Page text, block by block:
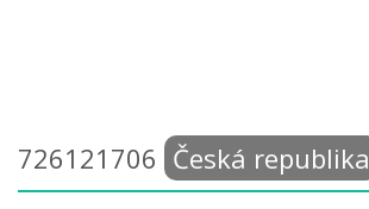
726121706 Česká republika